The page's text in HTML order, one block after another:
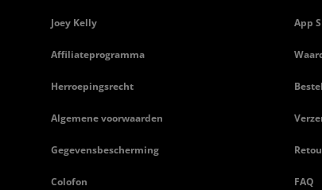
Joey Kelly
Affiliateprogramma
Herroepingsrecht
Algemene voorwaarden
Gegevensbescherming
Colofon
App
FAQ